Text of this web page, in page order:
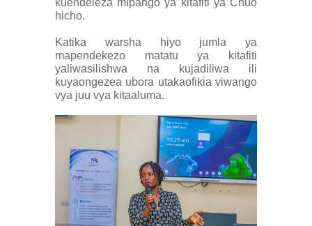
hicho.
Katika warsha hiyo jumla ya
mapendekezo matatu ya kitafiti
yaliwasilishwa na kujadiliwa ili
kuyaongezea ubora utakaofikia viwango
vya juu vya kitaaluma.